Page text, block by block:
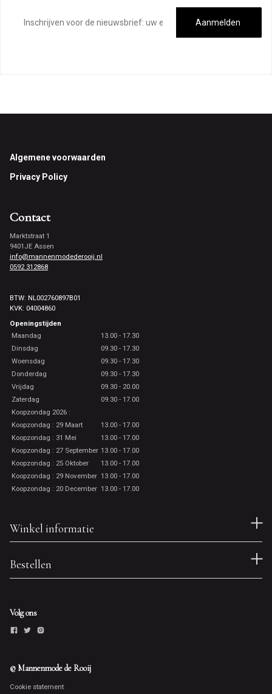
mailadres
Aanmelden
Footer
Algemene voorwaarden
Privacy Policy
Contact
Marktstraat 1
9401JE Assen
info@mannenmodederooij.nl
0592 312868
BTW: NL002760897B01
KVK: 04004860
Openingstijden
Maandag
13.00 - 17.30
Dinsdag
09.30 - 17.30
Woensdag
09.30 - 17.30
Donderdag
09.30 - 17.30
Vrijdag
09.30 - 20.00
Zaterdag
09.30 - 17.00
Koopzondag 2026 :
Koopzondag : 29 Maart
13.00 - 17.00
Koopzondag : 31 Mei
13.00 - 17.00
Koopzondag : 27 September 13.00 - 17.00
Koopzondag : 25 Oktober
13.00 - 17.00
Koopzondag : 29 November 13.00 - 17.00
Koopzondag : 20 December 13.00 - 17.00
Winkel informatie
Bestellen
Volg ons
© Mannenmode de Rooij
Cookie statement